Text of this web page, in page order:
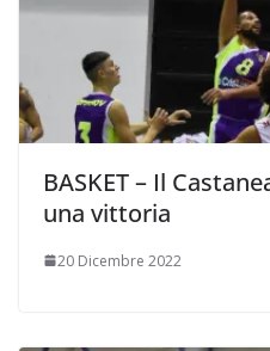
BASKET – Il
una vittoria
20 Dicembre 2022